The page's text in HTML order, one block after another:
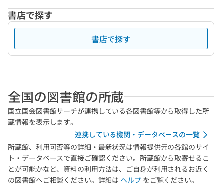
書店で探す
書店で探す
全国の図書館の所蔵
国立国会図書館サーチが連携している各図書館等から取得した所
蔵情報を表示します。
連携している機関・データベースの一覧
所蔵館、利用可否等の詳細・最新状況は情報提供元の各館のサイ
ト・データベースで直接ご確認ください。所蔵館から取寄せるこ
とが可能かなど、資料の利用方法は、ご自身が利用されるお近く
の図書館へご相談ください。詳細は ヘルプ をご覧ください。